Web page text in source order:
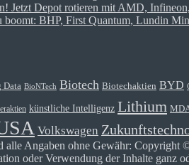
Jetzt Depot rotieren mit AMD,
boomt: BHP, First Quantum, Lundin
Data BioNTech Biotech Biotechaktien BYD
künstliche Intelligenz Lithium
Volkswagen
alle Angaben ohne Gewähr: Copyright
oder Verwendung der Inhalte ganz